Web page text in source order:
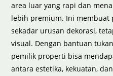
area luar yang rapi dan
lebih premium. Ini membuat
sekadar urusan dekorasi,
visual. Dengan bantuan
pemilik properti bisa
antara estetika, kekuatan,